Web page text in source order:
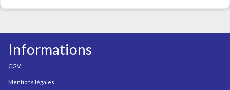
Informations
CGV
Mentions légales